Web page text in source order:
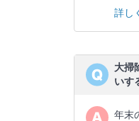
詳し
大掃
いす
年末